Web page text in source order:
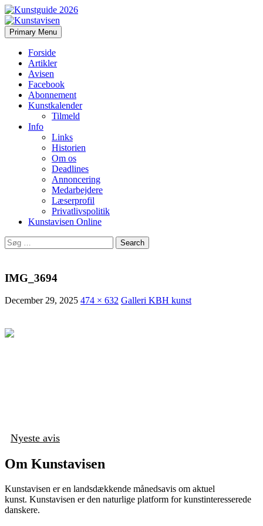
Kunstavisen
Search
Primary Menu Skip
to
Forside
Artikler
Avisen
Facebook
Abonnement
Kunstkalender
Tilmeld
Info
Links
Historien
Om os
Deadlines
Annoncering
Medarbejdere
Læserprofil
Privatlivspolitik
Kunstavisen Online
Search
for:
IMG_3694
December 29, 2025 474 × 632 Galleri KBH kunst
Nyeste avis
Om Kunstavisen
Kunstavisen er en landsdækkende månedsavis om aktuel
kunst. Kunstavisen er den naturlige platform for kunstinteresserede
danskere.